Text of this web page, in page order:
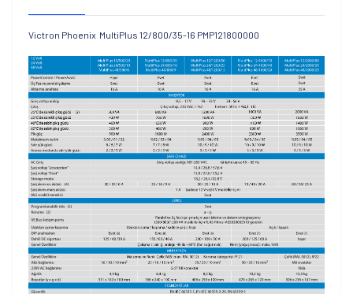
Victron Phoenix MultiPlus 12/800/35-16 PMP121800000